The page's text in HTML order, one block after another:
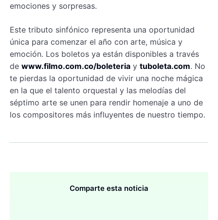
emociones y sorpresas.
Este tributo sinfónico representa una oportunidad
única para comenzar el año con arte, música y
emoción. Los boletos ya están disponibles a través
de www.filmo.com.co/boleteria y tuboleta.com. No
te pierdas la oportunidad de vivir una noche mágica
en la que el talento orquestal y las melodías del
séptimo arte se unen para rendir homenaje a uno de
los compositores más influyentes de nuestro tiempo.
Comparte esta noticia